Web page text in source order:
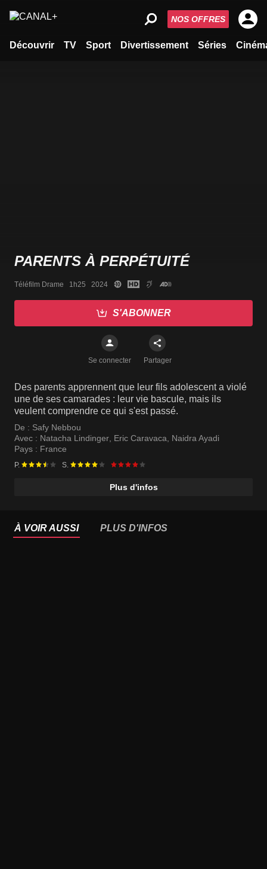
Découvrir TV Sport Divertissement Séries
NOS OFFRES
PARENTS À PERPÉTUITÉ
Téléfilm Drame   1h25   2024
S'ABONNER
Se connecter Partager
Des parents apprennent que leur fils adolescent a violé
une de ses camarades : leur vie bascule, mais ils
veulent comprendre ce qui s'est passé.
De : Safy Nebbou
Avec : Natacha Lindinger Eric Caravaca
Naidra Ayadi
Pays : France
P. S.
Plus d'infos
À VOIR AUSSI PLUS D'INFOS